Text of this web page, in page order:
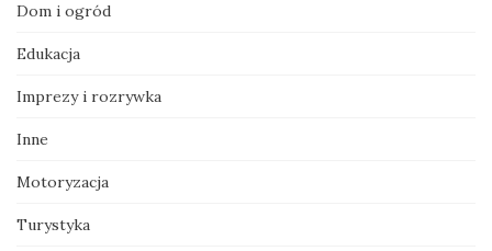
Dom i ogród
Edukacja
Imprezy i rozrywka
Inne
Motoryzacja
Turystyka